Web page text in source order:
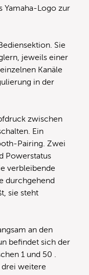
Yamaha-Logo zur
Sie
jeweils einer
Kanäle
in der
zwischen
Ein
Pairing. Zwei
Powerstatus
verbleibende
durchgehend
sie steht
an den
befindet sich der
1 und 50 .
drei weitere